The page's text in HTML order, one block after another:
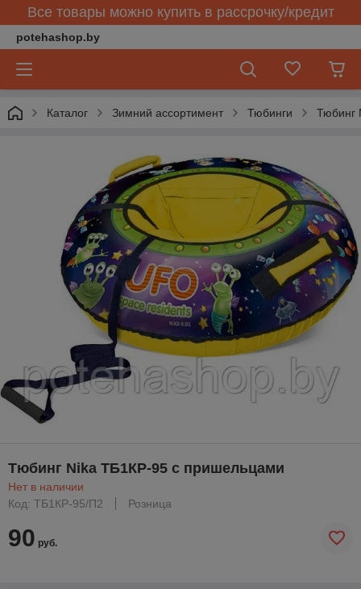
Все товары можно купить в рассрочку/кредит
potehashop.by
Каталог Зимний ассортимент Тюбинги Тюбинг
Тюбинг Nika ТБ1КР-95 с пришельцами
Нет в наличии
Код: ТБ1КР-95/П2
Розница
90 руб.